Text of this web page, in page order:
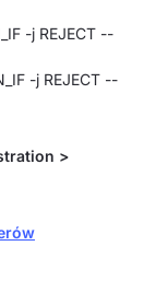
-j REJECT --
-j REJECT --
>